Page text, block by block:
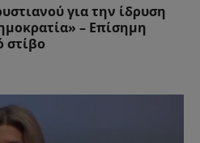
για την ίδρυση
– Επίσημη
στίβο